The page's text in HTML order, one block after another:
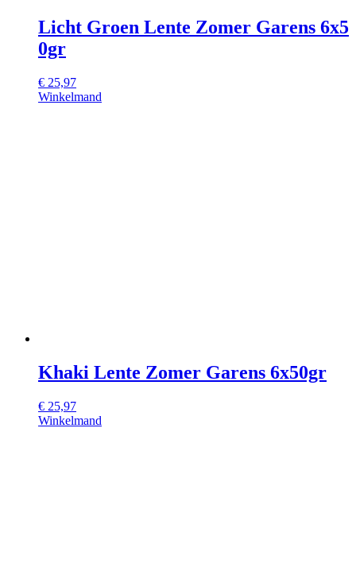
Licht Groen Lente Zomer Garens 6x5
0gr
€ 25,97
Winkelmand
Khaki Lente Zomer Garens 6x50gr
€ 25,97
Winkelmand